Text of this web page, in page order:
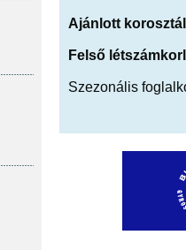
Ajánlott
Felső
Szezonális